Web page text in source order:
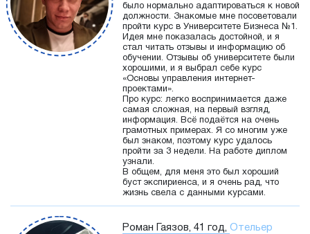
было нормально адаптироваться к новой
должности. Знакомые мне посоветовали
пройти курс в Университете Бизнеса №1.
Идея мне показалась достойной, и я
стал читать отзывы и информацию об
обучении. Отзывы об университете были
хорошими, и я выбрал себе курс
«Основы управления интернет-
проектами».
Про курс: легко воспринимается даже
самая сложная, на первый взгляд,
информация. Всё подаётся на очень
грамотных примерах. Я со многим уже
был знаком, поэтому курс удалось
пройти за 3 недели. На работе диплом
узнали.
В общем, для меня это был хороший
буст экспириенса, и я очень рад, что
жизнь свела с данными курсами.
Роман Гаязов, 41 год, Отельер